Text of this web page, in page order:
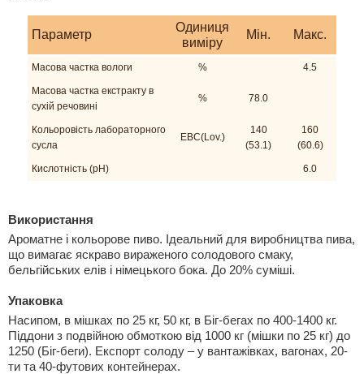
Параметр
Одиниця
виміру
Мiн. Макс.
Mасова частка вологи % 4.5
Масова частка екстракту в
сухій речовині
% 78.0
Кольоровість лабораторного
сусла
EBC(Lov.)
140
(53.1)
160
(60.6)
Кислотність (pH) 6.0
Використання
Ароматне і кольорове пиво. Ідеальний для виробництва пива,
що вимагає яскраво вираженого солодового смаку,
бельгійських елів і німецького бока. До 20% суміші.
Упаковка
Насипом, в мішках по 25 кг, 50 кг, в Біг-бегах по 400-1400 кг.
Піддони з подвійною обмоткою від 1000 кг (мішки по 25 кг) до
1250 (Біг-беги). Експорт солоду – у вантажівках, вагонах, 20-
ти та 40-футових контейнерах.